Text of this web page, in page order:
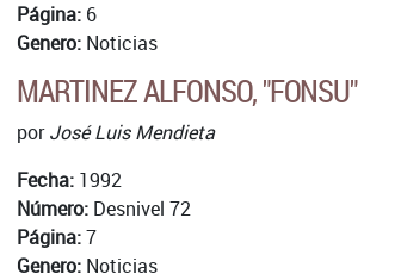
Página: 6
Genero: Noticias
MARTINEZ ALFONSO, "FONSU"
porJosé Luis Mendieta
Fecha: 1992
Número: Desnivel 72
Página:7
Genero: Noticias